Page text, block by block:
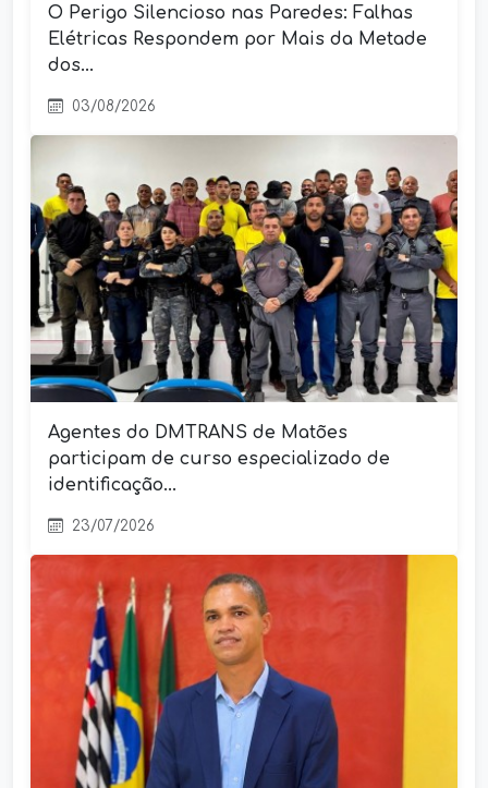
O Perigo Silencioso nas Paredes: Falhas
Elétricas Respondem por Mais da Metade
dos...
03/08/2026
Agentes do DMTRANS de Matões
participam de curso especializado de
identificação...
23/07/2026